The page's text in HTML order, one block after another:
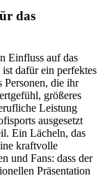
das
Einfluss auf das
dafür ein perfektes
Personen, die ihr
größeres
Leistung
ausgesetzt
Ein Lächeln, das
kraftvolle
und Fans: dass der
Präsentation